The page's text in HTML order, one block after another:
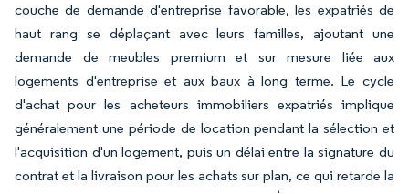
couche de demande d'entreprise favorable, les expatriés de
haut rang se déplaçant avec leurs familles, ajoutant une
demande de meubles premium et sur mesure liée aux
logements d'entreprise et aux baux à long terme. Le cycle
d'achat pour les acheteurs immobiliers expatriés implique
généralement une période de location pendant la sélection et
l'acquisition d'un logement, puis un délai entre la signature du
contrat et la livraison pour les achats sur plan, ce qui retarde la